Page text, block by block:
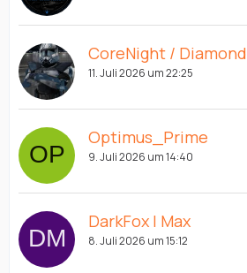
CoreNight / Diamond
11. Juli 2026 um 22:25
Optimus_Prime
9. Juli 2026 um 14:40
DarkFox | Max
8. Juli 2026 um 15:12